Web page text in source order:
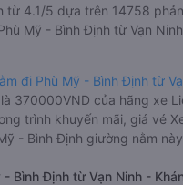
từ 4.1/5 dựa trên 14758
Mỹ - Bình Định từ Vạn
đi Phù Mỹ - Bình Định từ
370000VND của hãng xe
trình khuyến mãi, giá vé
- Bình Định giường nằm
Bình Định từ Vạn Ninh -